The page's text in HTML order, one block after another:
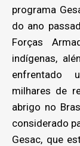
programa
do ano
Forças
indígenas,
enfrentado
milhares de
abrigo no
considerado
Gesac, que